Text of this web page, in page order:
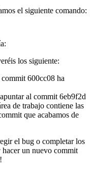
el siguiente comando:
los siguiente:
600cc08 ha
al commit 6eb9f2d
de trabajo contiene las
que acabamos de
el bug o completar los
hacer un nuevo commit